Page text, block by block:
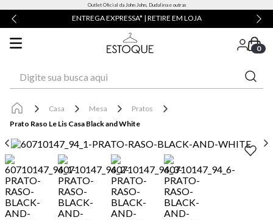
Outlet Oficial da John John, Dudalina e outras
ENTREGA EXPRESSA* | RETIRE EM LOJA
0
Casa Mesa
Pratos
Prato Raso Le Lis Casa Black and White